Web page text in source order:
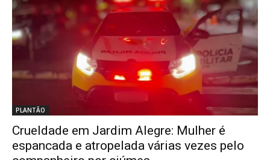
PLANTÃO
Crueldade em Jardim Alegre: Mulher é
espancada e atropelada várias vezes pelo